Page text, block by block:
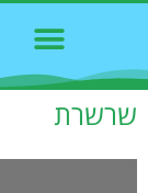
שרשרת